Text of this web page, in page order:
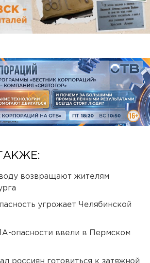
возвращают жителям
угрожает Челябинской
опасности ввели в Пермском
россиян готовиться к затяжной